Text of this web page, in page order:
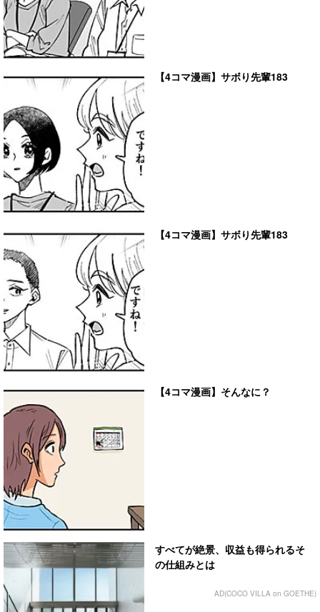
【4コマ漫画】サボり先輩183
【4コマ漫画】サボり先輩183
【4コマ漫画】そんなに？
すべてが絶景、収益も得られるそ
の仕組みとは
AD(COCO VILLA on GOETHE)